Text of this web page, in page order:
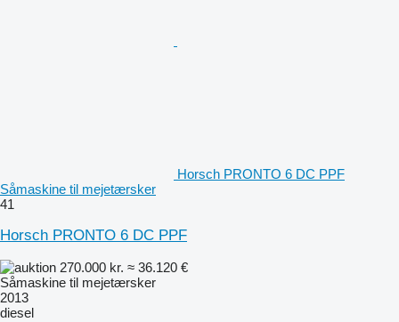
Horsch PRONTO 6 DC PPF
Såmaskine til mejetærsker
41
Horsch PRONTO 6 DC PPF
270.000 kr. ≈ 36.120 €
Såmaskine til mejetærsker
2013
diesel